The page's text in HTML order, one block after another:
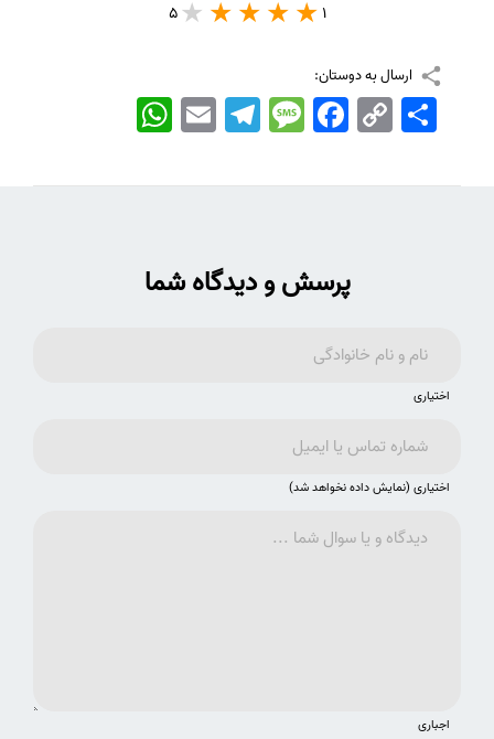
1
5
ارسال به دوستان:
WhatsApp EmailTelegramMessageFacebook Copy
Link
اشتراک
پرسش و دیدگاه شما
اختیاری
اختیاری (نمایش داده نخواهد شد)
اجباری